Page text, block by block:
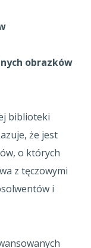
obrazków
biblioteki
że jest
o których
z tęczowymi
i